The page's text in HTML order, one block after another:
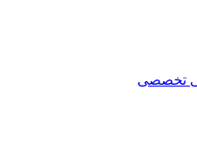
تخصصی